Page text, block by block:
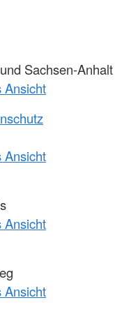
Sachsen-Anhalt
Ansicht
Ansicht
Ansicht
Ansicht